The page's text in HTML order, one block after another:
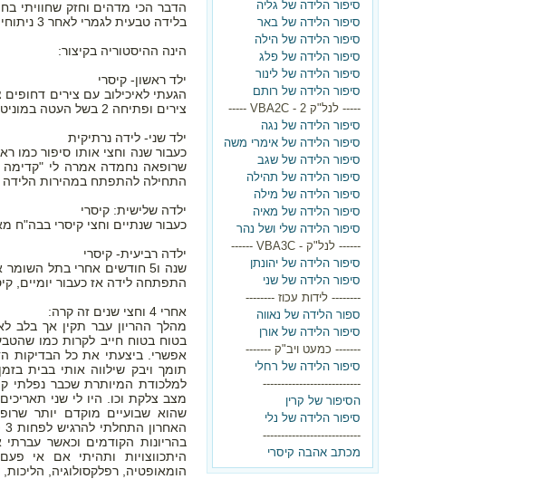
סיפור הלידה של גליה
סיפור הלידה של באר
סיפור הלידה של הילה
סיפור הלידה של פלג
סיפור הלידה של לינור
סיפור הלידה של רותם
----- לנל"ק 2 - VBA2C -----
סיפור הלידה של נגה
סיפור הלידה של אימרי משה
סיפור הלידה של שגב
סיפור הלידה של תהילה
סיפור הלידה של מילה
סיפור הלידה של מאיה
סיפור הלידה שלי ושל נהר
------ לנל"ק - VBA3C ------
סיפור הלידה של יהונתן
סיפור הלידה של שני
-------- לידות עכוז --------
ספור הלידה של נאווה
סיפור הלידה של אורן
------- כמעט ויב"ק -------
סיפור הלידה של רחלי
---------------------------
הסיפור של קרין
סיפור הלידה של נלי
---------------------------
מכתב אהבה קיסרי
הדבר הכי מדהים וחזק שחוויתי
בלידה טבעית לגמרי לאחר 3 ניתוחים קיסריים ולידה אחת נרתיקית באמצע.
הינה ההיסטוריה בקיצור:
ילד ראשון- קיסרי
צירים ופתיחה 2 בשל העטה במוניטור העניין הסתיים בקיסרי.
ילד שני- לידה נרתיקית
שרופאה נחמדה אמרה לי "קדימה
התחילה להתפתח במהירות הלידה
ילדה שלישית: קיסרי
כעבור שנתיים וחצי קיסרי בבה"ח
ילדה רביעית- קיסרי
התפתחה לידה אז כעבור יומיים,
אחרי 4 וחצי שנים זה קרה:
מהלך ההריון עבר תקין אך בלב
בטוח בטוח חייב לקרות כמו
אפשרי. ביצעתי את כל הבדיקות
תומך ויבק שילווה אותי בבית
למלכודת המיותרת שכבר נפלתי
מצב צלקת וכו. היו לי שני
שהוא שבועיים מוקדם יותר
היתכווצויות ותהיתי אם אי
הומאופטיה, רפלקסולוגיה,